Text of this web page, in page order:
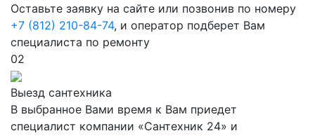
Оставьте заявку на сайте или позвонив по номеру
+7 (812) 210-84-74, и оператор подберет Вам
специалиста по ремонту
02
Выезд сантехника
В выбранное Вами время к Вам приедет
специалист компании «Сантехник 24» и